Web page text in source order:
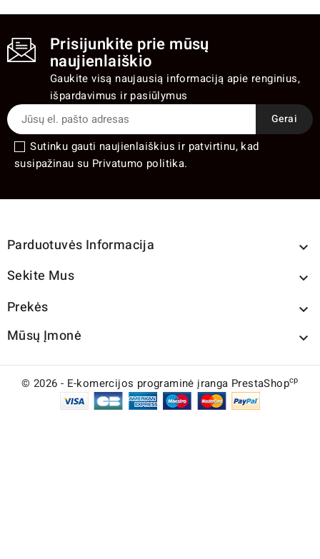
Prisijunkite prie mūsų
naujienlaiškio
Gaukite visą naujausią informaciją apie renginius,
išpardavimus ir pasiūlymus
Sutinku gauti naujienlaiškius ir patvirtinu, kad
susipažinau su Privatumo politika.
Parduotuvės Informacija 
Sekite Mus 
Prekės 
Mūsų Įmonė 
© 2026 - E-komercijos programinė įranga PrestaShopcp